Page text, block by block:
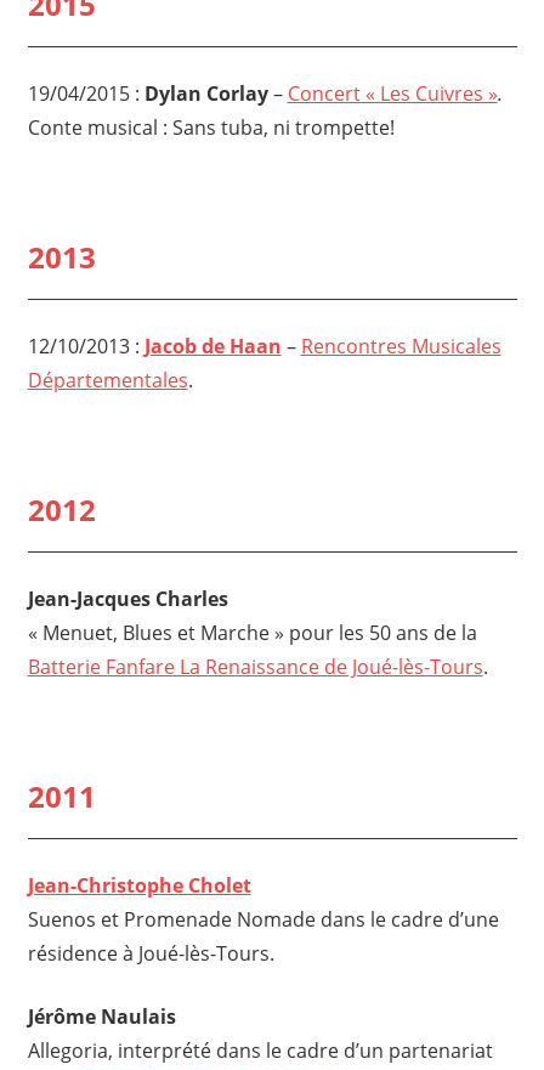
19/04/2015 : Dylan Corlay– Concert « Les Cuivres ».
Conte musical : Sans tuba, ni trompette!
2013
12/10/2013 : Jacob de Haan – Rencontres Musicales
Départementales.
2012
Jean-Jacques Charles
« Menuet, Blues et Marche » pour les 50 ans de la
Batterie Fanfare La Renaissance de Joué-lès-Tours.
2011
Jean-Christophe Cholet
Suenos et Promenade Nomade dans le cadre d’une
résidence à Joué-lès-Tours.
Jérôme Naulais
Allegoria, interprété dans le cadre d’un partenariat